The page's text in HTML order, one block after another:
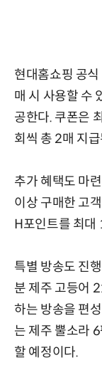
현대홈쇼핑 공
매 시 사용할 수
공한다. 쿠폰은
회씩 총 2매 지
추가 혜택도 마
이상 구매한 고
H포인트를 최
특별 방송도 진
분 제주 고등어
하는 방송을 편
는 제주 뿔소라
할 예정이다.